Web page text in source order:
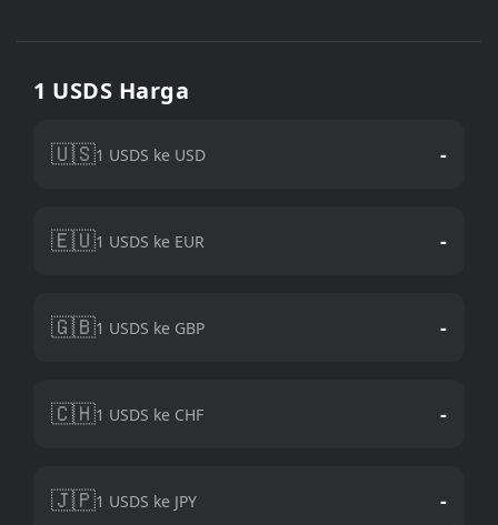
1 USDS Harga
🇺🇸1 USDS ke USD -
🇪🇺1 USDS ke EUR -
🇬🇧1 USDS ke GBP -
🇨🇭1 USDS ke CHF -
🇯🇵1 USDS ke JPY -